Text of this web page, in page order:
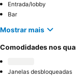
Entrada/lobby
Bar
Mostrar mais
Comodidades nos
Janelas desbloqueadas